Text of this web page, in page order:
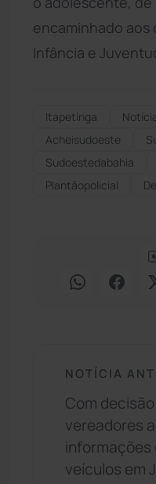
encaminhado aos
Infância e
Itapetinga
Acheisudoeste
Sudoestedabahia
Plantãopolicial
NOTÍCIA
Com
vereadores
veículos em